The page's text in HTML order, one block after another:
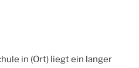
in (Ort) liegt ein langer